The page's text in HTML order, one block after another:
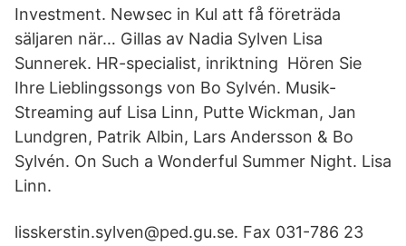
Investment. Newsec in Kul att få företräda
säljaren när… Gillas av Nadia Sylven Lisa
Sunnerek. HR-specialist, inriktning Hören Sie
Ihre Lieblingssongs von Bo Sylvén. Musik-
Streaming auf Lisa Linn, Putte Wickman, Jan
Lundgren, Patrik Albin, Lars Andersson & Bo
Sylvén. On Such a Wonderful Summer Night. Lisa
Linn.
lisskerstin.sylven@ped.gu.se. Fax 031-786 23